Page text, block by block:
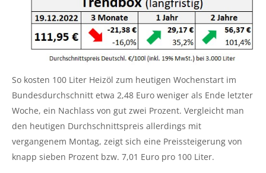
So kosten 100 Liter Heizöl zum heutigen Wochenstart im
Bundesdurchschnitt etwa 2,48 Euro weniger als Ende letzter
Woche, ein Nachlass von gut zwei Prozent. Vergleicht man
den heutigen Durchschnittspreis allerdings mit
vergangenem Montag, zeigt sich eine Preissteigerung von
knapp sieben Prozent bzw. 7,01 Euro pro 100 Liter.